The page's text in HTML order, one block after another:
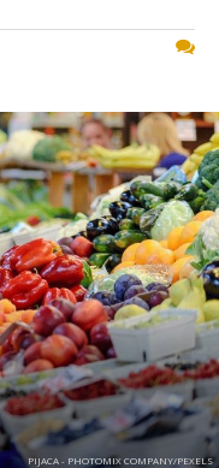
PIJACA - PHOTOMIX COMPANY/PEXELS